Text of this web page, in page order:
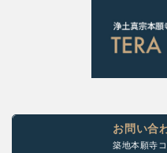
お問い合
築地本願寺